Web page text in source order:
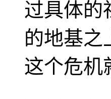
过具体的
的地基之
这个危机